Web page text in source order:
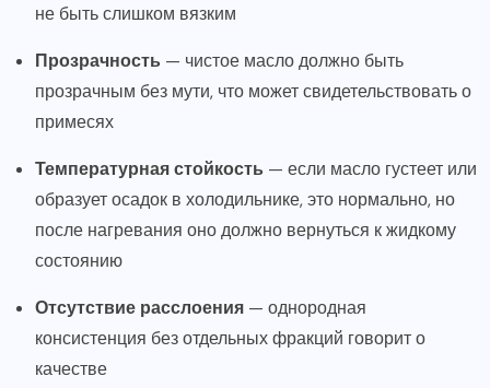
не быть слишком вязким
Прозрачность — чистое масло должно быть
прозрачным без мути, что может свидетельствовать о
примесях
Температурная стойкость — если масло густеет или
образует осадок в холодильнике, это нормально, но
после нагревания оно должно вернуться к жидкому
состоянию
Отсутствие расслоения — однородная
консистенция без отдельных фракций говорит о
качестве